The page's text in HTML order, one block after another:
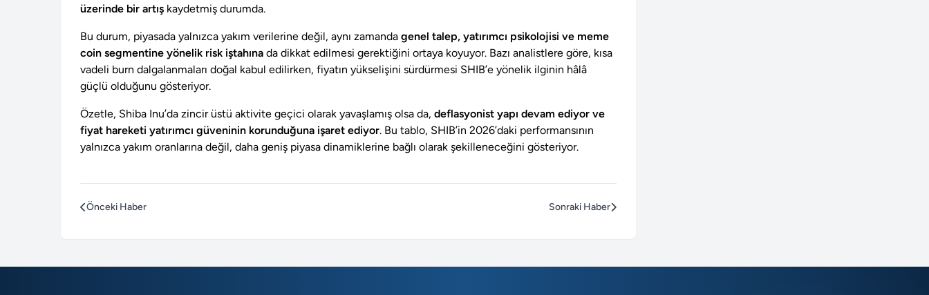
üzerinde bir artış kaydetmiş durumda.
Bu durum, piyasada yalnızca yakım verilerine değil, aynı zamanda genel talep, yatırımcı psikolojisi ve meme
coin segmentine yönelik risk iştahına da dikkat edilmesi gerektiğini ortaya koyuyor. Bazı analistlere göre, kısa
vadeli burn dalgalanmaları doğal kabul edilirken, fiyatın yükselişini sürdürmesi SHIB’e yönelik ilginin hâlâ
güçlü olduğunu gösteriyor.
Özetle, Shiba Inu’da zincir üstü aktivite geçici olarak yavaşlamış olsa da, deflasyonist yapı devam ediyor ve
fiyat hareketi yatırımcı güveninin korunduğuna işaret ediyor. Bu tablo, SHIB’in 2026’daki performansının
yalnızca yakım oranlarına değil, daha geniş piyasa dinamiklerine bağlı olarak şekilleneceğini gösteriyor.
Önceki Haber Sonraki Haber